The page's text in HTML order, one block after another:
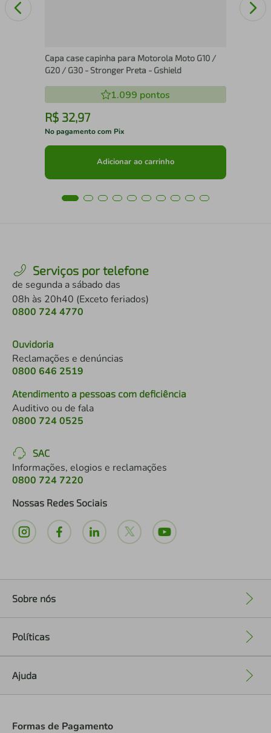
Capa case capinha para Motorola Moto G10 /
G20 / G30 - Stronger Preta - Gshield
1.099 pontos
R$ 32,97
No pagamento com Pix
Adicionar ao carrinho
Serviços por telefone
de segunda a sábado das
08h às 20h40 (Exceto feriados)
0800 724 4770
Ouvidoria
Reclamações e denúncias
0800 646 2519
Atendimento a pessoas com deficiência
Auditivo ou de fala
0800 724 0525
SAC
Informações, elogios e reclamações
0800 724 7220
Nossas Redes Sociais
Sobre nós
Políticas
Ajuda
Formas de Pagamento